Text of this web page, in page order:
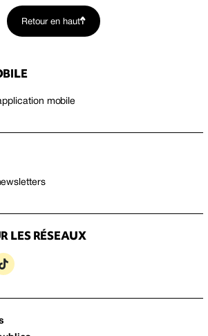
Retour en haut
mobile
LES RÉSEAUX